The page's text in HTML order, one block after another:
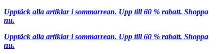
Upptäck alla artiklar i sommarrean. Upp till 60 % rabatt. Shoppa
nu.
Upptäck alla artiklar i sommarrean. Upp till 60 % rabatt. Shoppa
nu.